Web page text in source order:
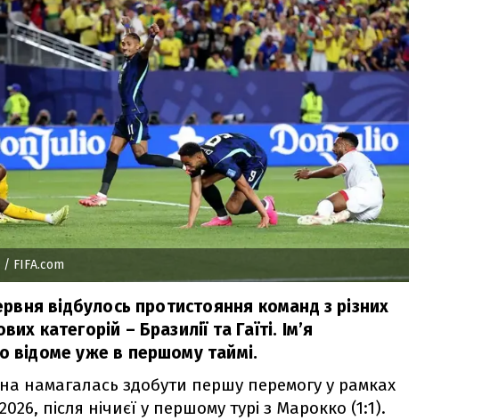
/ FIFA.com
відбулось протистояння команд з різних
категорій – Бразилії та Гаїті. Ім’я
відоме уже в першому таймі.
намагалась здобути першу перемогу у рамках
після нічиєї у першому турі з Марокко (1:1).